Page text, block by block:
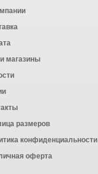
магазины
размеров
конфиденциальности
оферта